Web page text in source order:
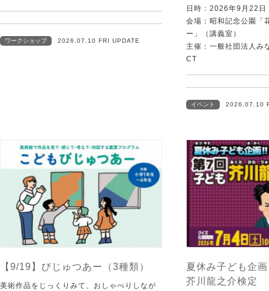
ワークショップ 2026.07.10 FRI UPDATE
日時：2026年9月22日
会場：昭和記念公園「
ー」（講義室）
主催：一般社団法人み
CT
イベント 2026.07.10
【9/19】びじゅつあー（3種類）
美術作品をじっくりみて、おしゃべりしなが
夏休み子ども企
芥川龍之介検定